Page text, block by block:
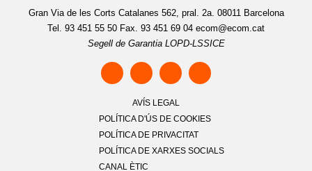
Gran Via de les Corts Catalanes 562, pral. 2a. 08011 Barcelona
Tel. 93 451 55 50 Fax. 93 451 69 04 ecom@ecom.cat
Segell de Garantia LOPD-LSSICE
AVÍS LEGAL
POLÍTICA D'ÚS DE COOKIES
POLÍTICA DE PRIVACITAT
POLÍTICA DE XARXES SOCIALS
CANAL ÈTIC